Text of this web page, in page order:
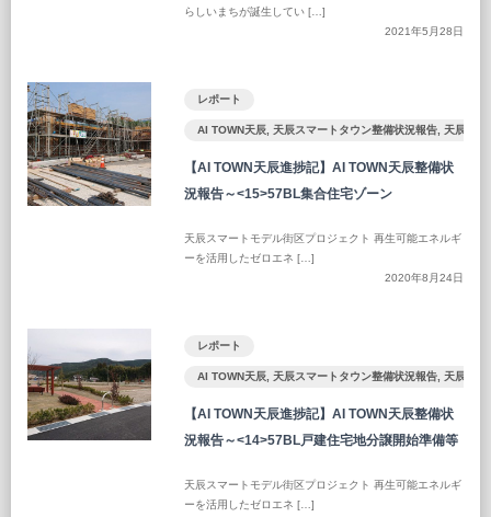
らしいまちが誕生してい […]
2021年5月28日
レポート
AI TOWN天辰, 天辰スマートタウン整備状況報告, 天辰ST
【AI TOWN天辰進捗記】AI TOWN天辰整備状
況報告～<15>57BL集合住宅ゾーン
天辰スマートモデル街区プロジェクト 再生可能エネルギ
ーを活用したゼロエネ […]
2020年8月24日
レポート
AI TOWN天辰, 天辰スマートタウン整備状況報告, 天辰ST
【AI TOWN天辰進捗記】AI TOWN天辰整備状
況報告～<14>57BL戸建住宅地分譲開始準備等
天辰スマートモデル街区プロジェクト 再生可能エネルギ
ーを活用したゼロエネ […]